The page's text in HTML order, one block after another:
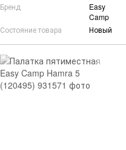
Бренд
Easy
Camp
Состояние товара
Новый